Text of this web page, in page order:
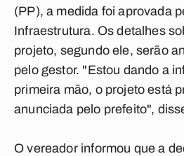
(PP), a medida foi aprovada
Infraestrutura. Os detalhes
projeto, segundo ele, serão
pelo gestor. "Estou dando a
primeira mão, o projeto está
anunciada pelo prefeito",
O vereador informou que a